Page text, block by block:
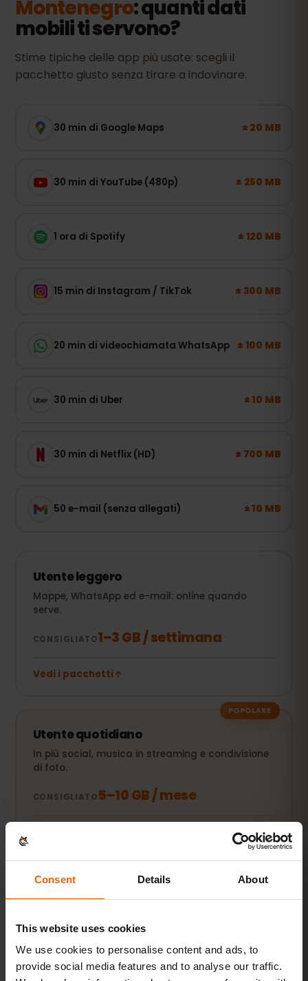
Consent Details About
This website uses cookies
We use cookies to personalise content and ads, to
provide social media features and to analyse our traffic.
Montenegro: quanti dati
mobili ti servono?
Stime tipiche delle app più usate: scegli il
pacchetto giusto senza tirare a indovinare.
30 min di Google Maps ± 20 MB
30 min di YouTube (480p) ± 250 MB
1 ora di Spotify ± 120 MB
15 min di Instagram / TikTok ± 300 MB
20 min di videochiamata WhatsApp ± 100 MB
30 min di Uber ± 10 MB
30 min di Netflix (HD) ± 700 MB
50 e-mail (senza allegati) ± 10 MB
Utente leggero
Mappe, WhatsApp ed e-mail: online quando
serve.
CONSIGLIATO1–3 GB / settimana
Vedi i pacchetti
POPOLARE
Utente quotidiano
In più social, musica in streaming e condivisione
di foto.
CONSIGLIATO5–10 GB / mese
tablet.
CONSIGLIATO20 GB+ o Illimitato